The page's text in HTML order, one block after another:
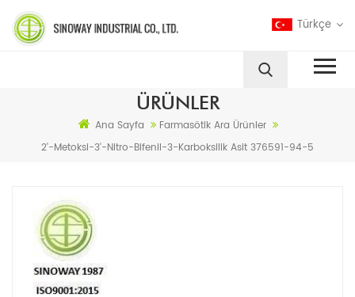
Türkçe
ÜRÜNLER
Ana Sayfa
Farmasötik Ara Ürünler
2'-Metoksi-3'-Nitro-Bifenil-3-Karboksilik Asit 376591-94-5